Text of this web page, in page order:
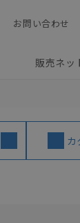
検索お問い合わせ
販売ネッ